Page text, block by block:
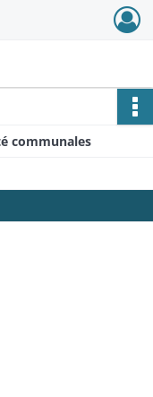
communales